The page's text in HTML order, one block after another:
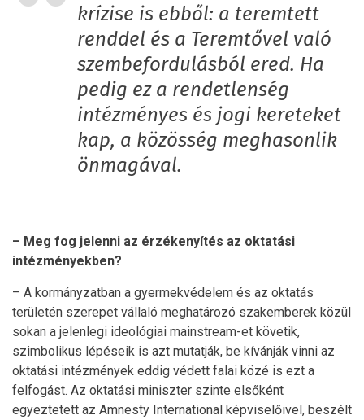
krízise is ebből: a teremtett
renddel és a Teremtővel való
szembefordulásból ered. Ha
pedig ez a rendetlenség
intézményes és jogi kereteket
kap, a közösség meghasonlik
önmagával.
– Meg fog jelenni az érzékenyítés az oktatási
intézményekben?
– A kormányzatban a gyermekvédelem és az oktatás
területén szerepet vállaló meghatározó szakemberek közül
sokan a jelenlegi ideológiai mainstream-et követik,
szimbolikus lépéseik is azt mutatják, be kívánják vinni az
oktatási intézmények eddig védett falai közé is ezt a
felfogást. Az oktatási miniszter szinte elsőként
egyeztetett az Amnesty International képviselőivel, beszélt